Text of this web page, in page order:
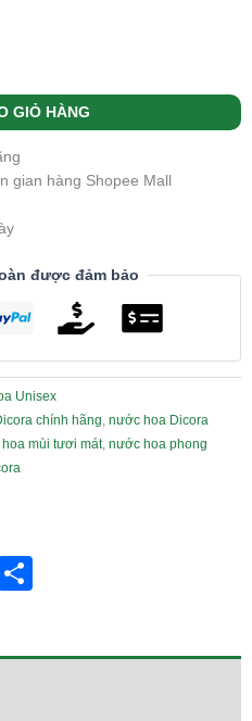
GIỎ HÀNG
gian hàng Shopee Mall
được đảm bảo
Unisex
chính hãng, nước hoa Dicora
mùi tươi mát, nước hoa phong
X